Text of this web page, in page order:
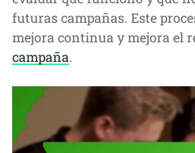
futuras campañas. Este
mejora continua y mejora el
campaña.